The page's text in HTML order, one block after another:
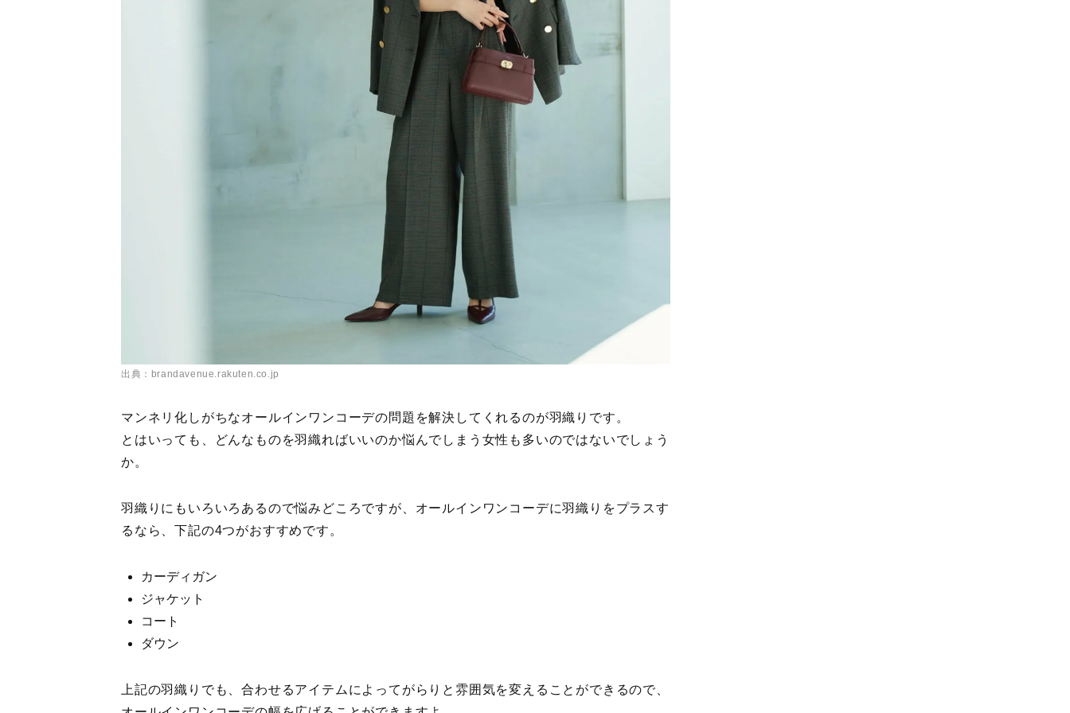
出典：brandavenue.rakuten.co.jp
マンネリ化しがちなオールインワンコーデの問題を解決してくれるのが羽織りです。
とはいっても、どんなものを羽織ればいいのか悩んでしまう女性も多いのではないでしょう
か。
羽織りにもいろいろあるので悩みどころですが、オールインワンコーデに羽織りをプラスす
るなら、下記の4つがおすすめです。
カーディガン
ジャケット
コート
ダウン
上記の羽織りでも、合わせるアイテムによってがらりと雰囲気を変えることができるので、